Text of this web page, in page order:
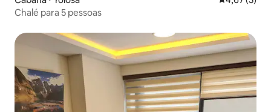
Chalé para 5 pessoas